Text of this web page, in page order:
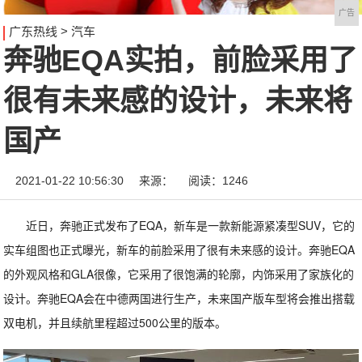
广告
广东热线 > 汽车
奔驰EQA实拍，前脸采用了
很有未来感的设计，未来将
国产
2021-01-22 10:56:30 来源： 阅读：1246
近日，奔驰正式发布了EQA，新车是一款新能源紧凑型SUV，它的
实车组图也正式曝光，新车的前脸采用了很有未来感的设计。奔驰EQA
的外观风格和GLA很像，它采用了很饱满的轮廓，内饰采用了家族化的
设计。奔驰EQA会在中德两国进行生产，未来国产版车型将会推出搭载
双电机，并且续航里程超过500公里的版本。